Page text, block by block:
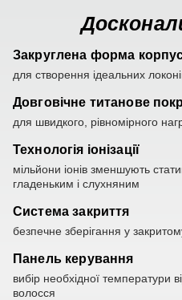
Закруглена форма
для створення ідеальних
Довговічне титанове
для швидкого, рівномірного
Технологія іонізації
мільйони іонів зменшують
гладеньким і слухняним
Система закриття
безпечне зберігання у
Панель керування
вибір необхідної температури
волосся